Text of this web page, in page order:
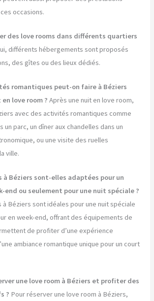
occasions.
des love rooms dans différents quartiers
différents hébergements sont proposés
des gîtes ou des lieux dédiés.
romantiques peut-on faire à Béziers
love room ? Après une nuit en love room,
avec des activités romantiques comme
un parc, un dîner aux chandelles dans un
ou une visite des ruelles
ville.
à Béziers sont-elles adaptées pour un
end ou seulement pour une nuit spéciale ?
à Béziers sont idéales pour une nuit spéciale
en week-end, offrant des équipements de
de profiter d’une expérience
ambiance romantique unique pour un court
une love room à Béziers et profiter des
? Pour réserver une love room à Béziers,